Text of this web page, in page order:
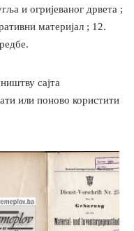
и огријеваног дрвета ;
материјал ; 12.
сајта
или поново користити